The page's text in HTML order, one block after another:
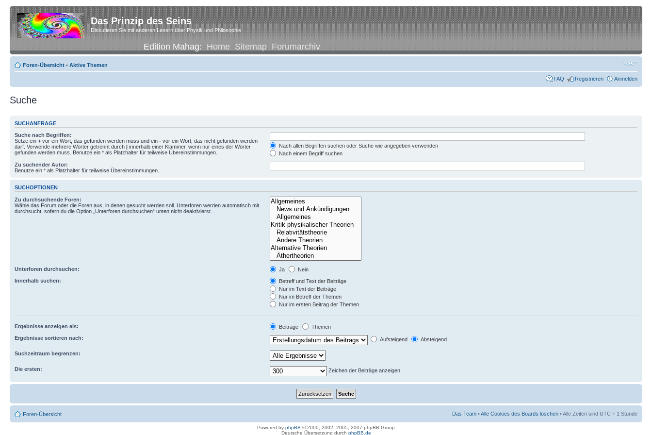
Das Prinzip des Seins
Diskutieren Sie mit anderen Lesern über Physik und Philosophie
Edition Mahag:Home Sitemap Forumarchiv
Foren-Übersicht • Aktive Themen
FAQ Registrieren Anmelden
Suche
SUCHANFRAGE
Suche nach Begriffen:
Setze ein + vor ein Wort, das gefunden werden muss und ein - vor ein Wort, das nicht gefunden werden
darf. Verwende mehrere Wörter getrennt durch | innerhalb einer Klammer, wenn nur eines der Wörter
gefunden werden muss. Benutze ein * als Platzhalter für teilweise Übereinstimmungen.
Nach allen Begriffen suchen oder Suche wie angegeben verwenden
Nach einem Begriff suchen
Zu suchender Autor:
Benutze ein * als Platzhalter für teilweise Übereinstimmungen.
SUCHOPTIONEN
Zu durchsuchende Foren:
Wähle das Forum oder die Foren aus, in denen gesucht werden soll. Unterforen werden automatisch mit
durchsucht, sofern du die Option „Unterforen durchsuchen“ unten nicht deaktivierst.
Unterforen durchsuchen: Ja
Nein
Innerhalb suchen:
Betreff und Text der Beiträge
Nur im Text der Beiträge
Nur im Betreff der Themen
Nur im ersten Beitrag der Themen
Ergebnisse anzeigen als: Beiträge
Themen
Ergebnisse sortieren nach:
Aufsteigend Absteigend
Suchzeitraum begrenzen:
Die ersten: Zeichen der Beiträge anzeigen
Foren-Übersicht Das Team •Alle Cookies des Boards löschen • Alle Zeiten sind UTC + 1 Stunde
Powered by phpBB © 2000, 2002, 2005, 2007 phpBB Group
Deutsche Übersetzung durch phpBB.de